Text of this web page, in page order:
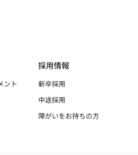
ント
採用情報
新卒採用
中途採用
障がいをお持ちの方